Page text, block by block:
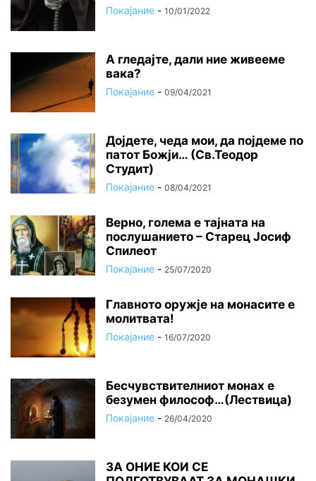
Покајание - 10/01/2022
А гледајте, дали ние живееме
вака?
Покајание - 09/04/2021
Дојдете, чеда мои, да појдеме по
патот Божји… (Св.Теодор
Студит)
Покајание - 08/04/2021
Верно, голема е тајната на
послушанието – Старец Јосиф
Спилеот
Покајание - 25/07/2020
Главното оружје на монасите е
молитвата!
Покајание - 16/07/2020
Бесчувствителниот монах е
безумен философ…(Лествица)
Покајание - 26/04/2020
ЗА ОНИЕ КОИ СЕ